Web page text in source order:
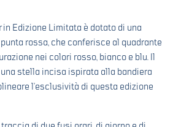
in Edizione Limitata è dotato di una
rossa, che conferisce al quadrante
nei colori rosso, bianco e blu. Il
stella incisa ispirata alla bandiera
l’esclusività di questa edizione